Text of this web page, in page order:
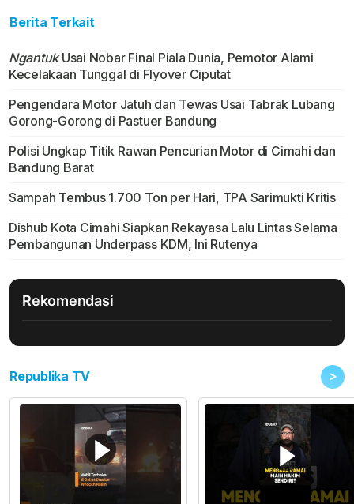
Berita Terkait
NgantukUsai Nobar Final Piala Dunia, Pemotor Alami
Kecelakaan Tunggal di Flyover Ciputat
Pengendara Motor Jatuh dan Tewas Usai Tabrak Lubang
Gorong-Gorong di Pastuer Bandung
Polisi Ungkap Titik Rawan Pencurian Motor di Cimahi dan
Bandung Barat
Sampah Tembus 1.700 Ton per Hari, TPA Sarimukti Kritis
Dishub Kota Cimahi Siapkan Rekayasa Lalu Lintas Selama
Pembangunan Underpass KDM, Ini Rutenya
Rekomendasi
Republika TV >